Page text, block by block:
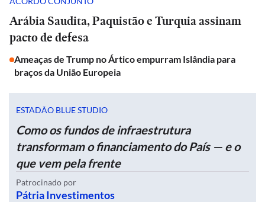
Arábia Saudita, Paquistão e Turquia assinam
pacto de defesa
Ameaças de Trump no Ártico empurram Islândia para
braços da União Europeia
ESTADÃO BLUE STUDIO
Como os fundos de infraestrutura
transformam o financiamento do País — e o
que vem pela frente
Patrocinado por
Pátria Investimentos